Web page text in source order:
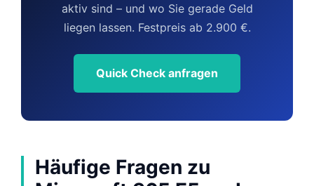
aktiv sind – und wo Sie gerade Geld
liegen lassen. Festpreis ab 2.900 €.
Quick Check anfragen
Häufige Fragen zu